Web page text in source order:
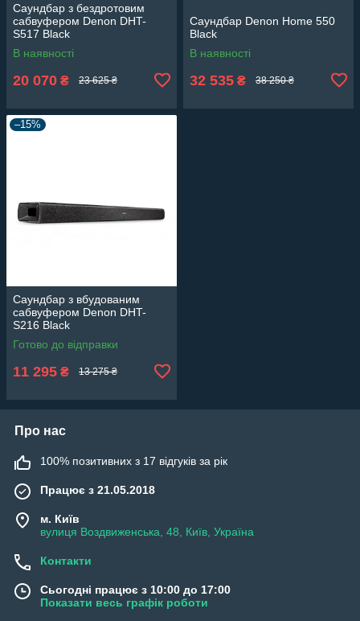
Саундбар з бездротовим
сабвуфером Denon DHT-
S517 Black
В наявності
20 070 ₴ 23 625 ₴
Саундбар Denon Home 550
Black
В наявності
32 535 ₴ 38 250 ₴
–15%
Саундбар з вбудованим
сабвуфером Denon DHT-
S216 Black
Готово до відправки
11 295 ₴ 13 275 ₴
Про нас
100% позитивних з 17 відгуків за рік
Працює з 21.05.2018
м. Київ
вулиця Воздвиженська, 48, Київ, Україна
Контакти
Сьогодні працює з 10:00 до 17:00
Показати весь графік роботи